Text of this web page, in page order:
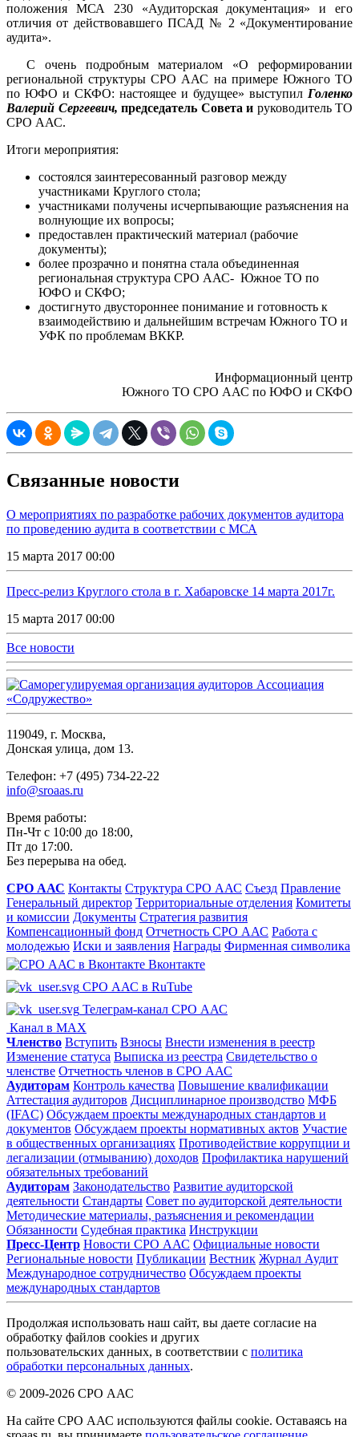
положения МСА 230 «Аудиторская документация» и его
отличия от действовавшего ПСАД № 2 «Документирование
аудита».
С очень подробным материалом «О реформировании
региональной структуры СРО ААС на примере Южного ТО
по ЮФО и СКФО: настоящее и будущее» выступил Голенко
Валерий Сергеевич, председатель Совета и руководитель ТО
СРО ААС.
Итоги мероприятия:
состоялся заинтересованный разговор между
участниками Круглого стола;
участниками получены исчерпывающие разъяснения на
волнующие их вопросы;
предоставлен практический материал (рабочие
документы);
более прозрачно и понятна стала объединенная
региональная структура СРО ААС- Южное ТО по
ЮФО и СКФО;
достигнуто двустороннее понимание и готовность к
взаимодействию и дальнейшим встречам Южного ТО и
УФК по проблемам ВККР.
Информационный центр
Южного ТО СРО ААС по ЮФО и СКФО
Связанные новости
О мероприятиях по разработке рабочих документов аудитора
по проведению аудита в соответствии с МСА
15 марта 2017 00:00
Пресс-релиз Круглого стола в г. Хабаровске 14 марта 2017г.
15 марта 2017 00:00
Все новости
119049, г. Москва,
Донская улица, дом 13.
Телефон: +7 (495) 734-22-22
info@sroaas.ru
Время работы:
Пн-Чт с 10:00 до 18:00,
Пт до 17:00.
Без перерыва на обед.
СРО ААС Контакты Структура СРО ААС Съезд Правление
Генеральный директор Территориальные отделения Комитеты
и комиссии Документы Стратегия развития
Компенсационный фонд Отчетность СРО ААС Работа с
молодежью Иски и заявления Награды Фирменная символика
Вконтакте
СРО ААС в RuTube
Телеграм-канал СРО ААС
Канал в MAX
Членство Вступить Взносы Внести изменения в реестр
Изменение статуса Выписка из реестра Свидетельство о
членстве Отчетность членов в СРО ААС
Аудиторам Контроль качества Повышение квалификации
Аттестация аудиторов Дисциплинарное производство МФБ
(IFAC) Обсуждаем проекты международных стандартов и
документов Обсуждаем проекты нормативных актов Участие
в общественных организациях Противодействие коррупции и
легализации (отмыванию) доходов Профилактика нарушений
обязательных требований
Аудиторам Законодательство Развитие аудиторской
деятельности Стандарты Совет по аудиторской деятельности
Методические материалы, разъяснения и рекомендации
Обязанности Судебная практика Инструкции
Пресс-Центр Новости СРО ААС Официальные новости
Региональные новости Публикации Вестник Журнал Аудит
Международное сотрудничество Обсуждаем проекты
международных стандартов
Продолжая использовать наш сайт, вы даете согласие на
обработку файлов cookies и других
пользовательских данных, в соответствии с политика
обработки персональных данных.
© 2009-2026 СРО ААС
На сайте СРО ААС используются файлы cookie. Оставаясь на